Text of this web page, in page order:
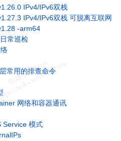
IPv4/IPv6双栈
IPv4/IPv6双栈 可脱离互联网
-arm64
常巡检
常用的排查命令
网络和容器通讯
Service 模式